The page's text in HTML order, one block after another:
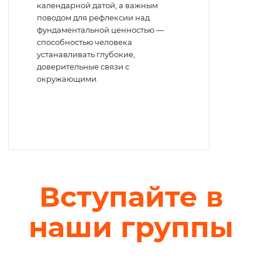
календарной датой, а важным
поводом для рефлексии над
фундаментальной ценностью —
способностью человека
устанавливать глубокие,
доверительные связи с
окружающими.
Вступайте в
наши группы